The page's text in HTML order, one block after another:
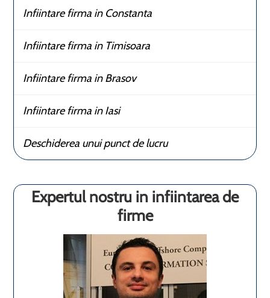
Infiintare firma in Constanta
Infiintare firma in Timisoara
Infiintare firma in Brasov
Infiintare firma in Iasi
Deschiderea unui punct de lucru
Expertul nostru in infiintarea de
firme